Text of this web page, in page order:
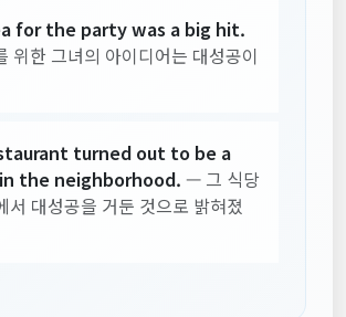
for the party was a big hit.
위한 그녀의 아이디어는 대성공이
turned out to be a
the neighborhood. — 그 식당
서 대성공을 거둔 것으로 밝혀졌